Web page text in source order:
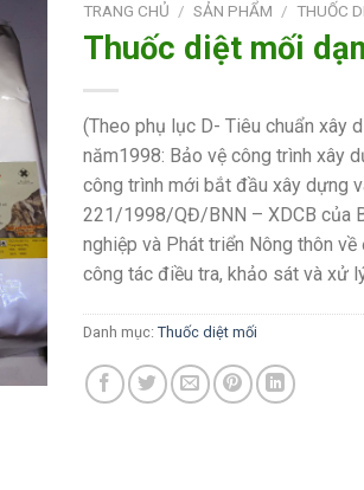
TRANG CHỦ / SẢN PHẨM / THUỐC
Thuốc diệt mối
(Theo phụ lục D- Tiêu chuẩn xây
năm1998: Bảo vệ công trình xây
công trình mới bắt đầu xây dựng
221/1998/QĐ/BNN – XDCB của
nghiệp và Phát triển Nông thôn
công tác điều tra, khảo sát và xử
Danh mục: Thuốc diệt mối